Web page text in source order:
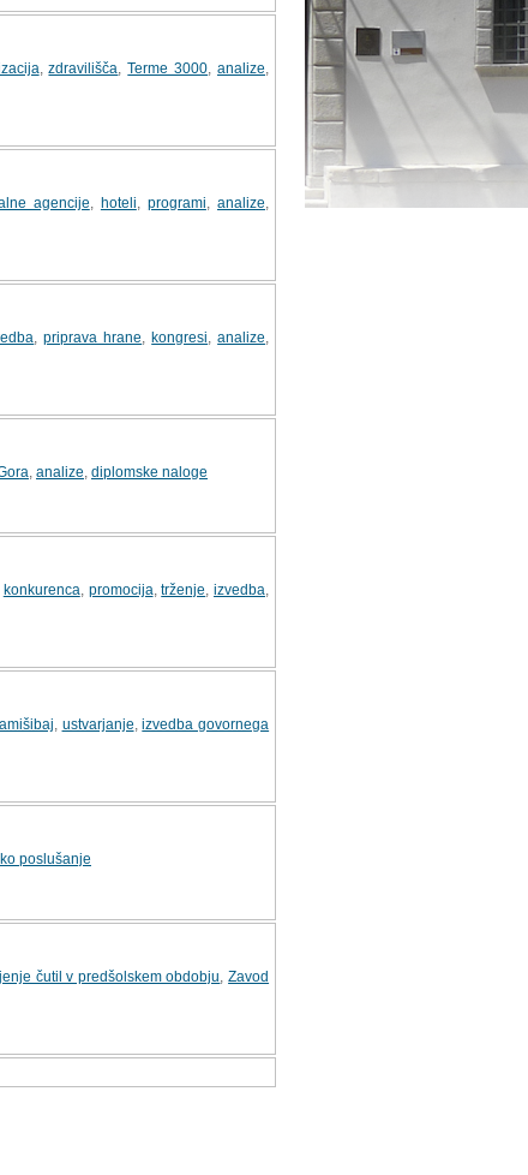
,zdravilišča ,Terme 3000 ,analize
agencije hoteli programi ,analize
,priprava hrane ,kongresi ,analize
analize diplomske naloge
konkurenca promocija ,trženje izvedba
ustvarjanje ,izvedba govornega
poslušanje
čutil v predšolskem obdobju ,Zavod